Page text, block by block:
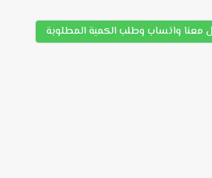
معنا واتساب وطلب الكمية المطلوبة